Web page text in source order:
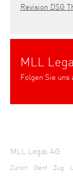
Revision DSG
MLL
Folgen Sie uns
MLL Legal AG
Zürich Genf Zug